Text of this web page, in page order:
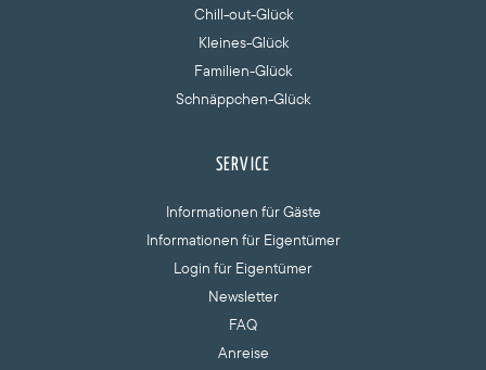
Chill-out-Glück
Kleines-Glück
Familien-Glück
Schnäppchen-Glück
SERVICE
Informationen für Gäste
Informationen für Eigentümer
Login für Eigentümer
Newsletter
FAQ
Anreise